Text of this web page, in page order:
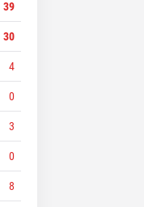
39
30
4
0
3
0
8